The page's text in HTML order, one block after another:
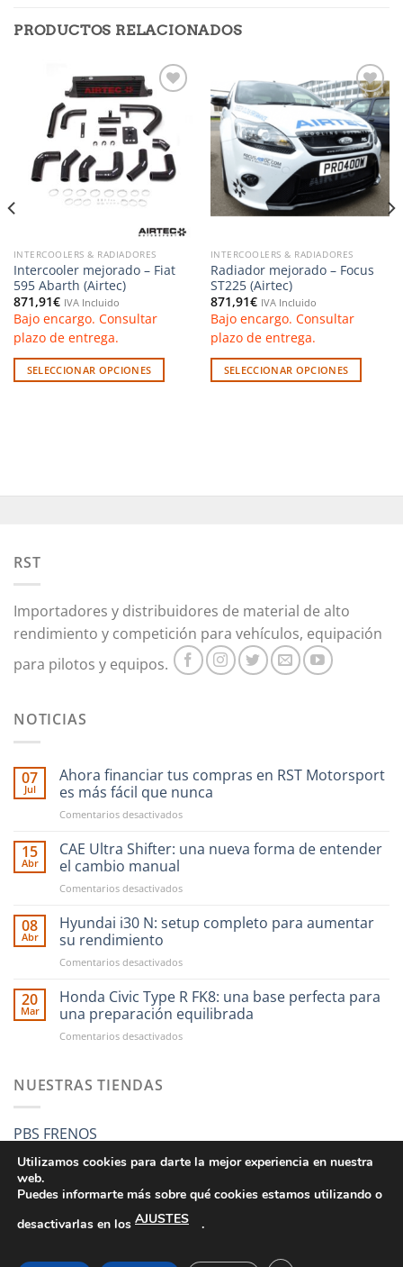
PRODUCTOS RELACIONADOS
Añadir
a la
lista de
deseos
INTERCOOLERS & RADIADORES
Intercooler mejorado – Fiat
595 Abarth (Airtec)
871,91€ IVA Incluido
Bajo encargo. Consultar
plazo de entrega.
SELECCIONAR OPCIONES
elegir
en
página
de
producto
Añadir
a la
lista de
deseos
INTERCOOLERS & RADIADORES
Radiador mejorado – Focus
ST225 (Airtec)
871,91€ IVA Incluido
Bajo encargo. Consultar
plazo de entrega.
SELECCIONAR OPCIONES
página
de
producto
RST
Importadores y distribuidores de material de alto
rendimiento y competición para vehículos, equipación
para pilotos y equipos.
NOTICIAS
07
Jul
Ahora financiar tus compras en RST Motorsport
es más fácil que nunca
Comentarios desactivadosen
financiar
en
Motorsport
fácil
nunca
15
Abr
CAE Ultra Shifter: una nueva forma de entender
el cambio manual
Comentarios desactivadosen
Ultra
Shifter:
nueva
de
entender
cambio
08
Abr
Hyundai i30 N: setup completo para aumentar
su rendimiento
Comentarios desactivadosen
i30
setup
completo
20
Mar
Honda Civic Type R FK8: una base perfecta para
una preparación equilibrada
Comentarios desactivadosen
base
perfecta
preparación
equilibrada
NUESTRAS TIENDAS
PBS FRENOS
SUS DATOS SEGUROS
Utilizamos cookies para darte la mejor experiencia en nuestra
web.
Puedes informarte más sobre qué cookies estamos utilizando o
desactivarlas en los AJUSTES .